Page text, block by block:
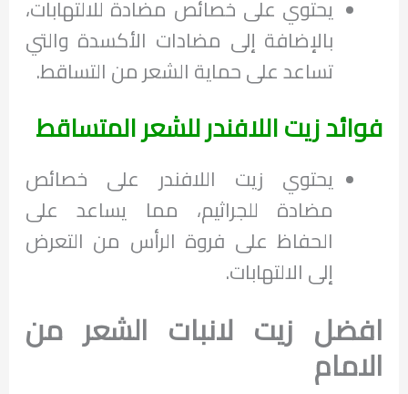
يحتوي على خصائص مضادة للالتهابات،
بالإضافة إلى مضادات الأكسدة والتي
تساعد على حماية الشعر من التساقط.
فوائد زيت اللافندر للشعر المتساقط
يحتوي زيت اللافندر على خصائص
مضادة للجراثيم، مما يساعد على
الحفاظ على فروة الرأس من التعرض
إلى الالتهابات.
افضل زيت لانبات الشعر من
الامام